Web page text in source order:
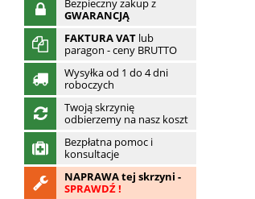
Bezpieczny zakup z
GWARANCJĄ
FAKTURA VAT lub
paragon - ceny BRUTTO
Wysyłka od 1 do 4 dni
roboczych
Twoją skrzynię
odbierzemy na nasz koszt
Bezpłatna pomoc i
konsultacje
NAPRAWA tej skrzyni -
SPRAWDŹ !